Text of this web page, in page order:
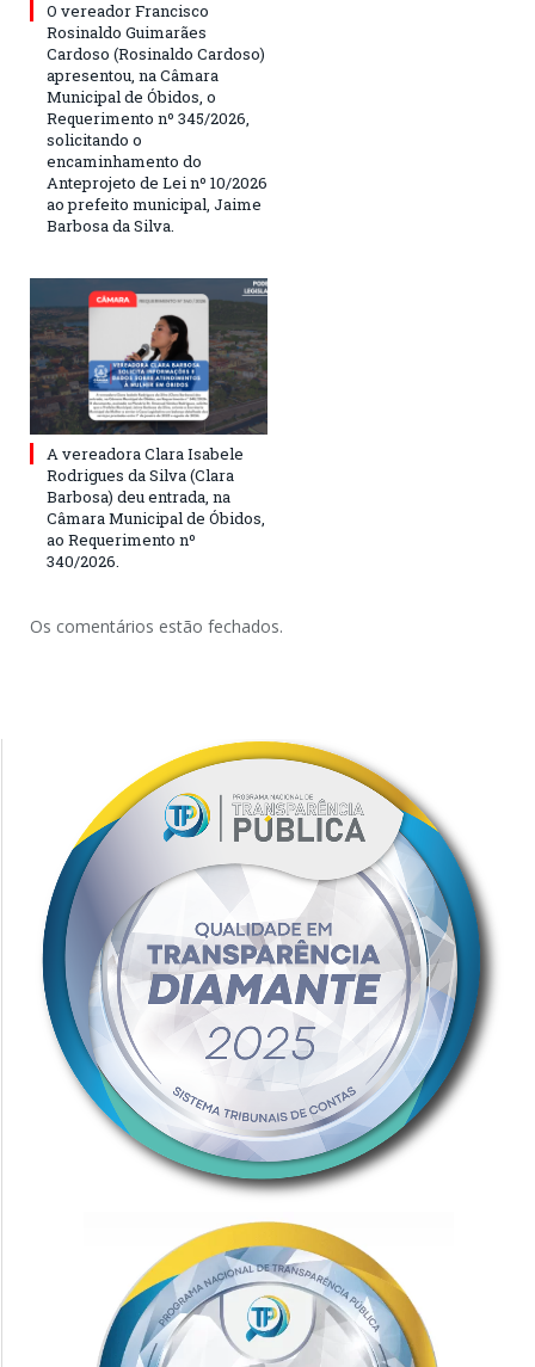
O vereador Francisco
Rosinaldo Guimarães
Cardoso (Rosinaldo Cardoso)
apresentou, na Câmara
Municipal de Óbidos, o
Requerimento nº 345/2026,
solicitando o
encaminhamento do
Anteprojeto de Lei nº 10/2026
ao prefeito municipal, Jaime
Barbosa da Silva.
A vereadora Clara Isabele
Rodrigues da Silva (Clara
Barbosa) deu entrada, na
Câmara Municipal de Óbidos,
ao Requerimento nº
340/2026.
Os comentários estão fechados.